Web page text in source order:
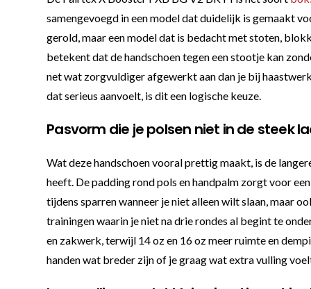
samengevoegd in een model dat duidelijk is gemaakt
gerold, maar een model dat is bedacht met stoten,
betekent dat de handschoen tegen een stootje kan
net wat zorgvuldiger afgewerkt aan dan je bij
dat serieus aanvoelt, is dit een logische keuze.
Pasvorm die je polsen niet in de steek
Wat deze handschoen vooral prettig maakt, is de
heeft. De padding rond pols en handpalm zorgt voor
tijdens sparren wanneer je niet alleen wilt slaan, maar
trainingen waarin je niet na drie rondes al begint te
en zakwerk, terwijl 14 oz en 16 oz meer ruimte en
handen wat breder zijn of je graag wat extra vulling